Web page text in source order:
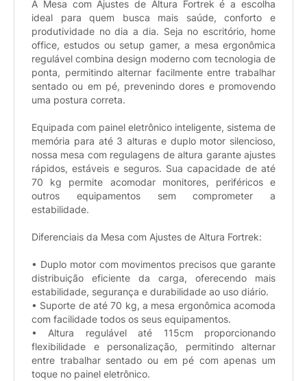
A Mesa com Ajustes de Altura Fortrek é a escolha
ideal para quem busca mais saúde, conforto e
produtividade no dia a dia. Seja no escritório, home
office, estudos ou setup gamer, a mesa ergonômica
regulável combina design moderno com tecnologia de
ponta, permitindo alternar facilmente entre trabalhar
sentado ou em pé, prevenindo dores e promovendo
uma postura correta.
Equipada com painel eletrônico inteligente, sistema de
memória para até 3 alturas e duplo motor silencioso,
nossa mesa com regulagens de altura garante ajustes
rápidos, estáveis e seguros. Sua capacidade de até
70 kg permite acomodar monitores, periféricos e
outros equipamentos sem comprometer a
estabilidade.
Diferenciais da Mesa com Ajustes de Altura Fortrek:
• Duplo motor com movimentos precisos que garante
distribuição eficiente da carga, oferecendo mais
estabilidade, segurança e durabilidade ao uso diário.
• Suporte de até 70 kg, a mesa ergonômica acomoda
com facilidade todos os seus equipamentos.
• Altura regulável até 115cm proporcionando
flexibilidade e personalização, permitindo alternar
entre trabalhar sentado ou em pé com apenas um
toque no painel eletrônico.